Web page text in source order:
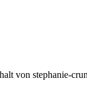
von stephanie-